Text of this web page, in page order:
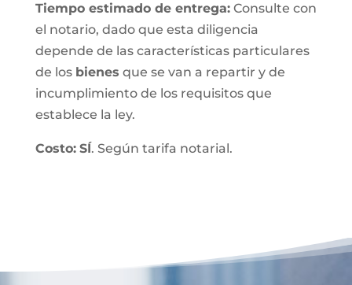
Tiempo estimado de entrega:Consulte con
el notario, dado que esta diligencia
depende de las características particulares
de los bienes que se van a repartir y de
incumplimiento de los requisitos que
establece la ley.
Costo: SÍ. Según tarifa notarial.